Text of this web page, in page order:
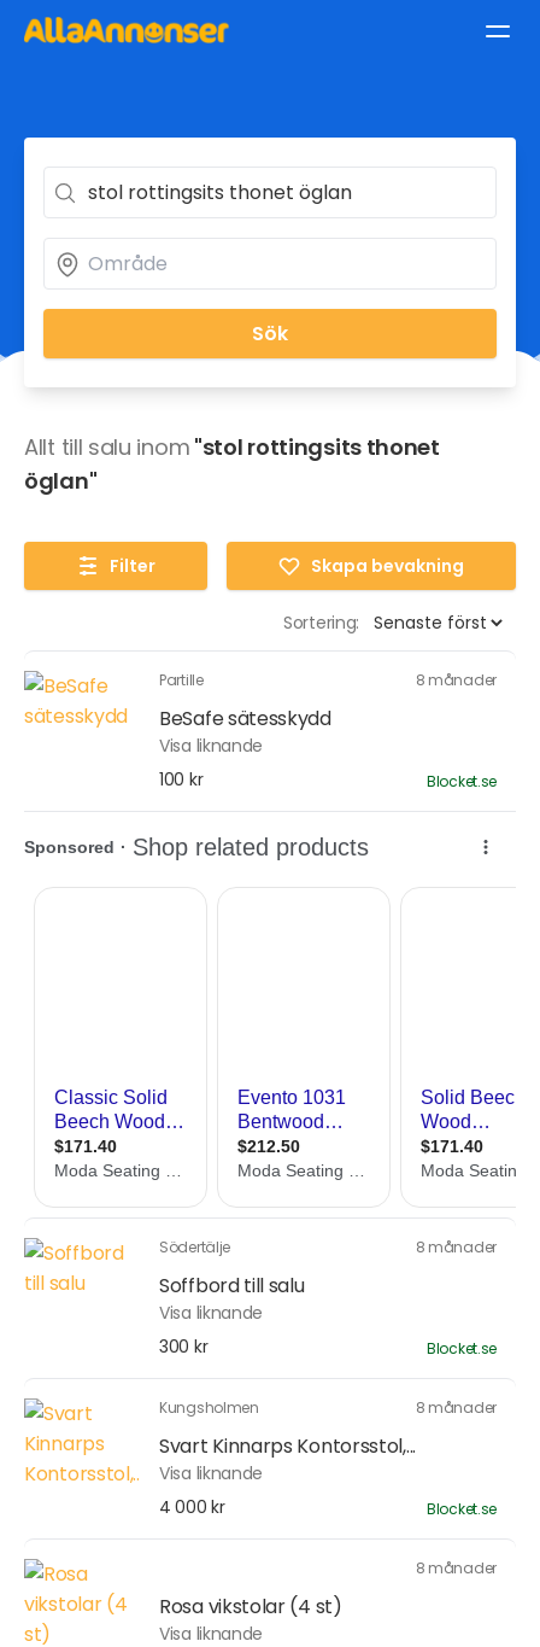
Sök
Allt till salu inom "stol rottingsits thonet
öglan"
Filter Skapa bevakning
Sortering:
Partille 8 månader
BeSafe sätesskydd
Visa liknande
100 kr
Blocket.se
Södertälje 8 månader
Soffbord till salu
Visa liknande
300 kr
Blocket.se
Kungsholmen 8 månader
Svart Kinnarps Kontorsstol,...
Visa liknande
4 000 kr
Blocket.se
8 månader
Rosa vikstolar (4 st)
Visa liknande